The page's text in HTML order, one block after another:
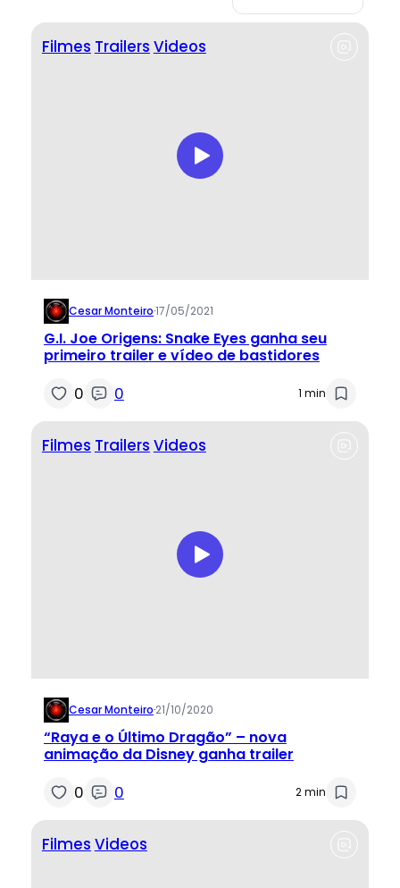
Filmes Trailers Videos
Cesar Monteiro·17/05/2021
G.I. Joe Origens: Snake Eyes ganha seu
primeiro trailer e vídeo de bastidores
0 0 1 min
Filmes Trailers Videos
Cesar Monteiro·21/10/2020
“Raya e o Último Dragão” – nova
animação da Disney ganha trailer
0 0 2 min
Filmes Videos